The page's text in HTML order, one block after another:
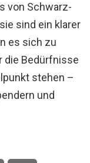
von Schwarz-
sind ein klarer
es sich zu
die Bedürfnisse
stehen –
und